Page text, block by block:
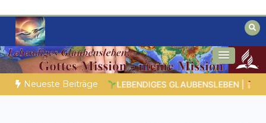
Inhalt
springen
Geheimnisse der Bibel
Biblische Einsichten für Menschen auf
der Suche
Neueste Beiträge
Gaben | 6.6 Zusammenfassung | DIE